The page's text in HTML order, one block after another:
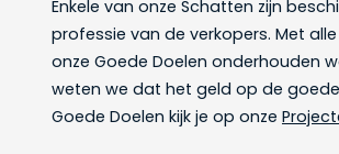
Enkele van onze Schatten zijn
professie van de verkopers. Met
onze Goede Doelen onderhouden
weten we dat het geld op de
Goede Doelen kijk je op onze